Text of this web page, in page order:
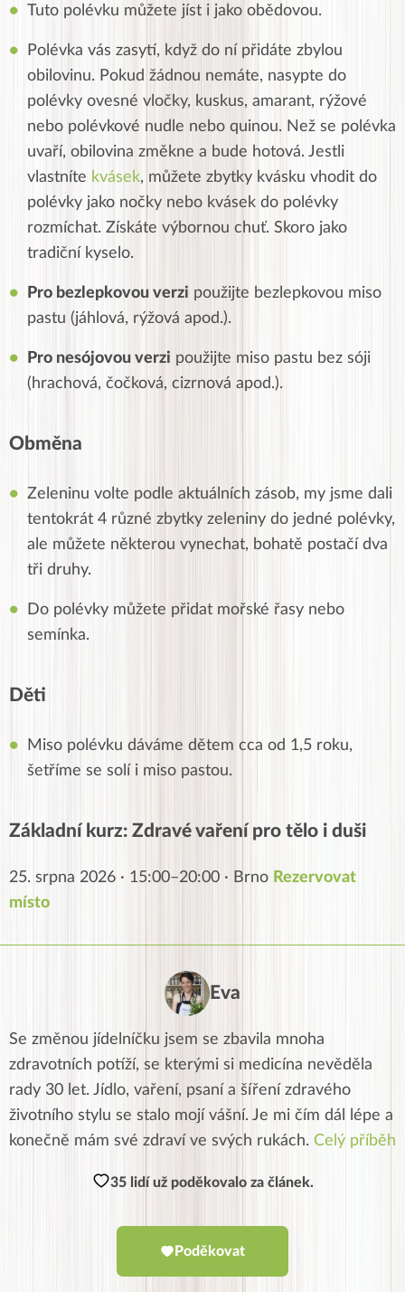
Tuto polévku můžete jíst i jako obědovou.
Polévka vás zasytí, když do ní přidáte zbylou
obilovinu. Pokud žádnou nemáte, nasypte do
polévky ovesné vločky, kuskus, amarant, rýžové
nebo polévkové nudle nebo quinou. Než se polévka
uvaří, obilovina změkne a bude hotová. Jestli
vlastníte kvásek, můžete zbytky kvásku vhodit do
polévky jako nočky nebo kvásek do polévky
rozmíchat. Získáte výbornou chuť. Skoro jako
tradiční kyselo.
Pro bezlepkovou verzi použijte bezlepkovou miso
pastu (jáhlová, rýžová apod.).
Pro nesójovou verzi použijte miso pastu bez sóji
(hrachová, čočková, cizrnová apod.).
Obměna
Zeleninu volte podle aktuálních zásob, my jsme dali
tentokrát 4 různé zbytky zeleniny do jedné polévky,
ale můžete některou vynechat, bohatě postačí dva
tři druhy.
Do polévky můžete přidat mořské řasy nebo
semínka.
Děti
Miso polévku dáváme dětem cca od 1,5 roku,
šetříme se solí i miso pastou.
Základní kurz: Zdravé vaření pro tělo i duši
25. srpna 2026 · 15:00–20:00 · Brno Rezervovat
místo
Eva
Se změnou jídelníčku jsem se zbavila mnoha
zdravotních potíží, se kterými si medicína nevěděla
rady 30 let. Jídlo, vaření, psaní a šíření zdravého
životního stylu se stalo mojí vášní. Je mi čím dál lépe a
konečně mám své zdraví ve svých rukách. Celý příběh
35 lidí už poděkovalo za článek.
Poděkovat